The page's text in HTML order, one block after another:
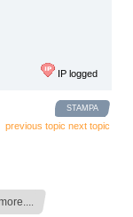
IP logged
STAMPA
previous topic next topic